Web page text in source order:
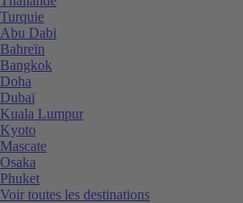
Turquie
Abu Dabi
Bahreïn
Bangkok
Doha
Dubaï
Kuala Lumpur
Kyoto
Mascate
Osaka
Phuket
Voir toutes les destinations